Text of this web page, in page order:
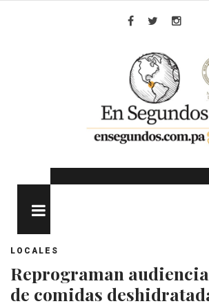
LOCALES
Reprograman
de comidas